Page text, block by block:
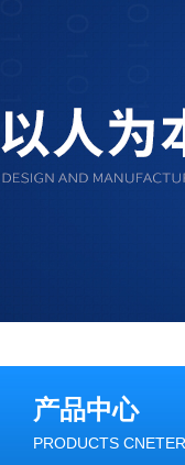
产品中心
PRODUCTS CNETER